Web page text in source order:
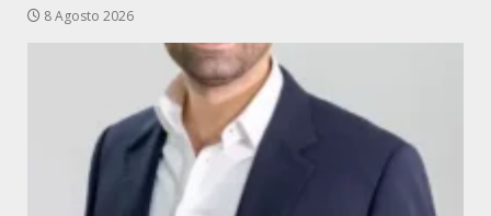
8 Agosto 2026